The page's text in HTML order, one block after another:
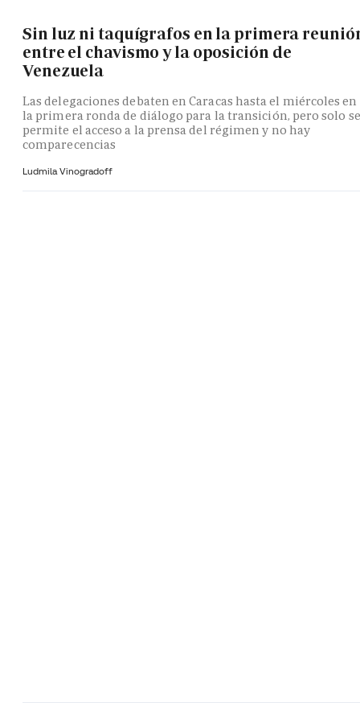
Sin luz ni taquígrafos en la primera
entre el chavismo y la oposición de
Venezuela
Las delegaciones debaten en Caracas hasta el miércoles en
la primera ronda de diálogo para la transición, pero solo se
permite el acceso a la prensa del régimen y no hay
comparecencias
Ludmila Vinogradoff